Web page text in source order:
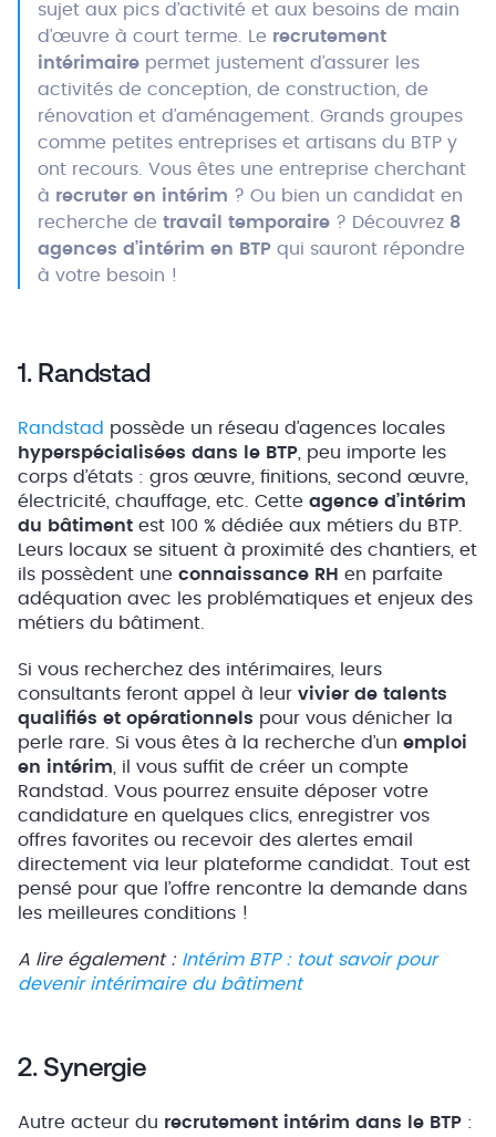
sujet aux pics d’activité et aux besoins de main
d’œuvre à court terme. Le recrutement
intérimaire permet justement d’assurer les
activités de conception, de construction, de
rénovation et d’aménagement. Grands groupes
comme petites entreprises et artisans du BTP y
ont recours. Vous êtes une entreprise cherchant
à recruter en intérim ? Ou bien un candidat en
recherche de travail temporaire ? Découvrez 8
agences d’intérim en BTP qui sauront répondre
à votre besoin !
1. Randstad
Randstad possède un réseau d’agences locales
hyperspécialisées dans le BTP , peu importe les
corps d’états : gros œuvre, finitions, second œuvre,
électricité, chauffage, etc. Cette agence d’intérim
du bâtiment est 100 % dédiée aux métiers du BTP.
Leurs locaux se situent à proximité des chantiers, et
ils possèdent une connaissance RH en parfaite
adéquation avec les problématiques et enjeux des
métiers du bâtiment.
Si vous recherchez des intérimaires, leurs
consultants feront appel à leur vivier de talents
qualifiés et opérationnels pour vous dénicher la
perle rare. Si vous êtes à la recherche d’un emploi
en intérim , il vous suffit de créer un compte
Randstad. Vous pourrez ensuite déposer votre
candidature en quelques clics, enregistrer vos
offres favorites ou recevoir des alertes email
directement via leur plateforme candidat. Tout est
pensé pour que l’offre rencontre la demande dans
les meilleures conditions !
A lire également : Intérim BTP : tout savoir pour
devenir intérimaire du bâtiment
2. Synergie
Autre acteur du recrutement intérim dans le BTP :